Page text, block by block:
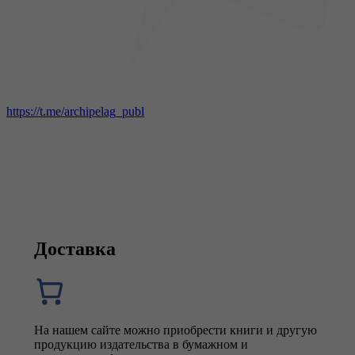
https://t.me/archipelag_publ
Доставка
На нашем сайте можно приобрести книги и другую
продукцию издательства в бумажном и